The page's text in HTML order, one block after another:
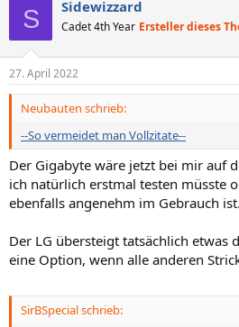
S Sidewizzard
Cadet 4th Year Ersteller dieses
27. April 2022
Neubauten schrieb:
--So vermeidet man Vollzitate--
Der Gigabyte wäre jetzt bei mir auf
ich natürlich erstmal testen müsste
ebenfalls angenehm im Gebrauch ist.
Der LG übersteigt tatsächlich etwas
eine Option, wenn alle anderen
SirBSpecial schrieb: